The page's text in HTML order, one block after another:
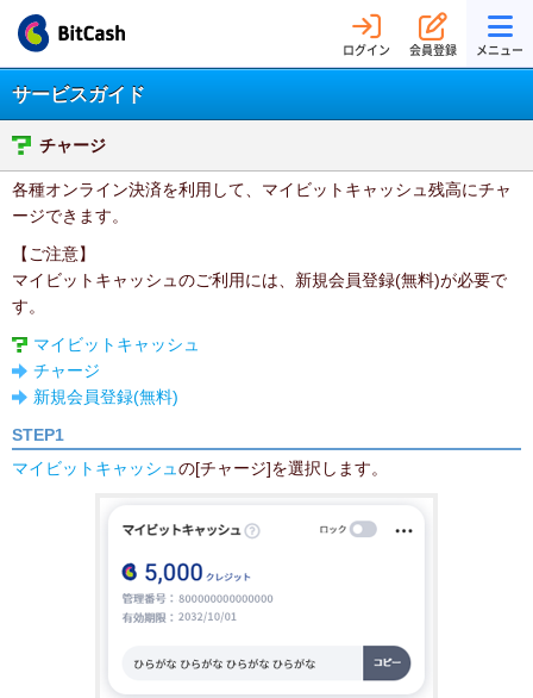
ログイン 会員登録 メニュー
サービスガイド
チャージ
各種オンライン決済を利用して、マイビットキャッシュ残高にチャ
ージできます。
【ご注意】
マイビットキャッシュのご利用には、新規会員登録(無料)が必要で
す。
マイビットキャッシュ
チャージ
新規会員登録(無料)
STEP1
マイビットキャッシュ の[チャージ]を選択します。